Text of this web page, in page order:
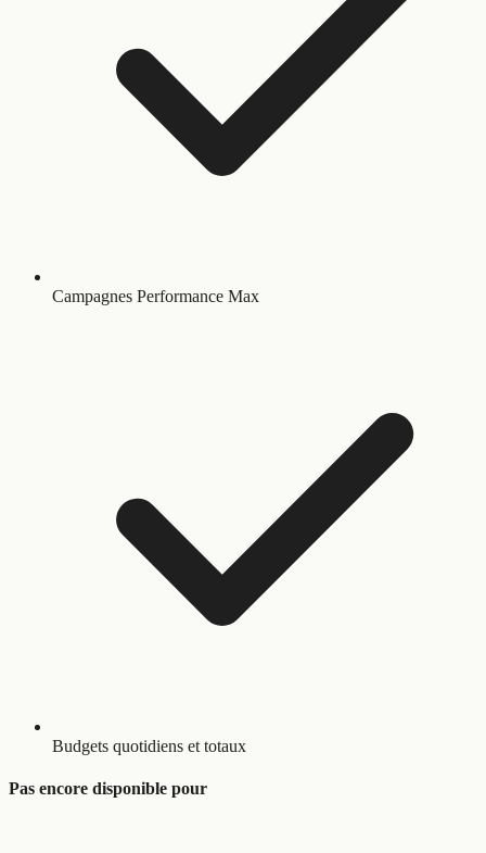
Campagnes Performance Max
Budgets quotidiens et totaux
Pas encore disponible pour